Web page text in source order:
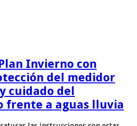
Invierno con
del medidor
cuidado del
frente a aguas lluvia